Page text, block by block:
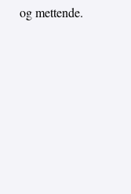
og mettende.